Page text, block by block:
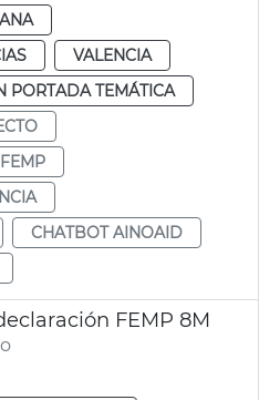
VALENCIA
PORTADA TEMÁTICA
FEMP
CHATBOT AINOAID
FEMP 8M